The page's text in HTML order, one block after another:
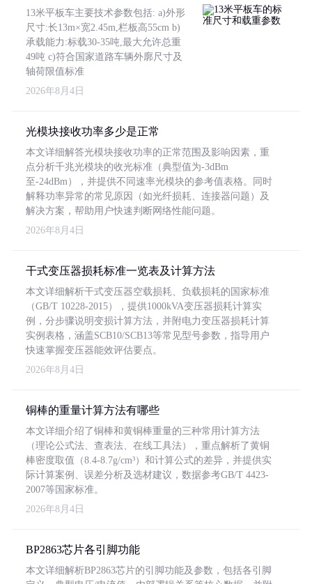
13米平板车主要技术参数包括: a)外形
尺寸:长13m×宽2.45m,栏板高55cm b)
承载能力:标载30-35吨,最大允许总重
49吨 c)符合国家道路车辆外廓尺寸及
轴荷限值标准
2026年8月4日
光模块接收功率多少是正常
本文详细解答光模块接收功率的正常范围及影响因素，重
点分析千兆光模块的收光标准（典型值为-3dBm
至-24dBm），并提供不同速率光模块的参考值表格。同时
解释功率异常的常见原因（如光纤损耗、连接器问题）及
解决方案，帮助用户快速判断网络性能问题。
2026年8月4日
干式变压器损耗标准一览表及计算方法
本文详细解析干式变压器空载损耗、负载损耗的国家标准
（GB/T 10228-2015），提供1000kVA变压器损耗计算实
例，分步骤说明变损计算方法，并附电力变压器损耗计算
实例表格，涵盖SCB10/SCB13等常见型号参数，指导用户
快速掌握变压器能效评估要点。
2026年8月4日
铜棒的重量计算方法有哪些
本文详细介绍了铜棒和黄铜棒重量的三种常用计算方法
（理论公式法、查表法、在线工具法），重点解析了黄铜
棒密度取值（8.4-8.7g/cm³）和计算公式的差异，并提供实
际计算案例、误差分析及选材建议，数据参考GB/T 4423-
2007等国家标准。
2026年8月4日
BP2863芯片各引脚功能
本文详细解析BP2863芯片的引脚功能及参数，包括各引脚